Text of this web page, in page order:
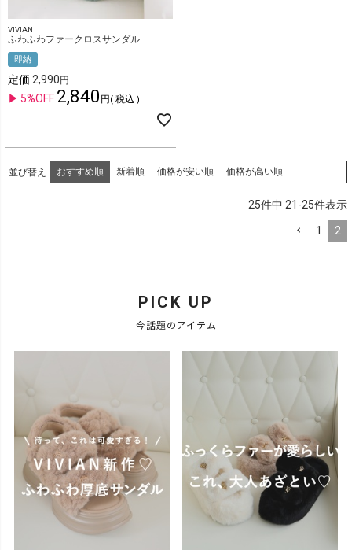
VIVIAN
ふわふわファークロスサンダル
即納
定価 2,990
5%OFF 2,840 税込
並び替え おすすめ順 新着順 価格が安い順 価格が高い順
25件中 21 -25件表示
1 2
PICK UP
今話題のアイテム